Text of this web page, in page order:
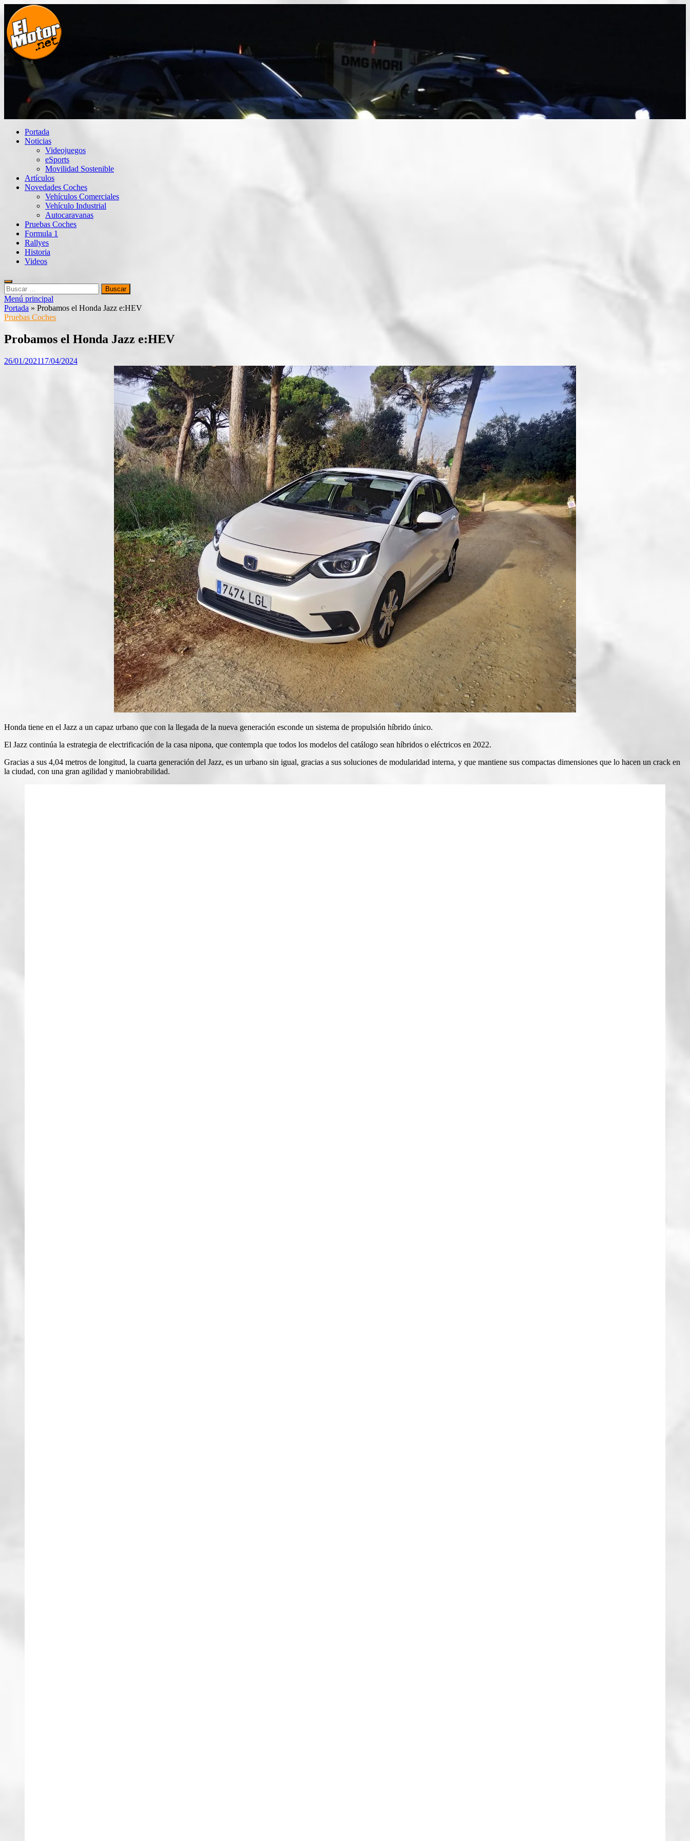
Saltar
contenido
El Motor punto Net
Información sobre novedades y pruebas de Automóviles
Portada
Noticias
Videojuegos
eSports
Movilidad Sostenible
Artículos
Novedades Coches
Vehículos Comerciales
Vehículo Industrial
Autocaravanas
Pruebas Coches
Formula 1
Rallyes
Historia
Videos
Buscar:
Menú principal
Portada » Probamos el Honda Jazz e:HEV
Pruebas Coches
Probamos el Honda Jazz e:HEV
26/01/202117/04/2024
Honda tiene en el Jazz a un capaz urbano que con la llegada de la nueva generación esconde un sistema de propulsión híbrido único.
El Jazz continúa la estrategia de electrificación de la casa nipona, que contempla que todos los modelos del catálogo sean híbridos o eléctricos en 2022.
Gracias a sus 4,04 metros de longitud, la cuarta generación del Jazz, es un urbano sin igual, gracias a sus soluciones de modularidad interna, y que mantiene sus compactas dimensiones que lo hacen un crack en
la ciudad, con una gran agilidad y maniobrabilidad.